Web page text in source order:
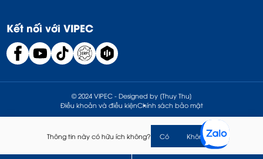
Thông tin này có hữu ích không? Có Không
Kết nối với VIPEC
© 2024 VIPEC - Designed by [Thuy Thu]
Điều khoản và điều kiệnChính sách bảo mật